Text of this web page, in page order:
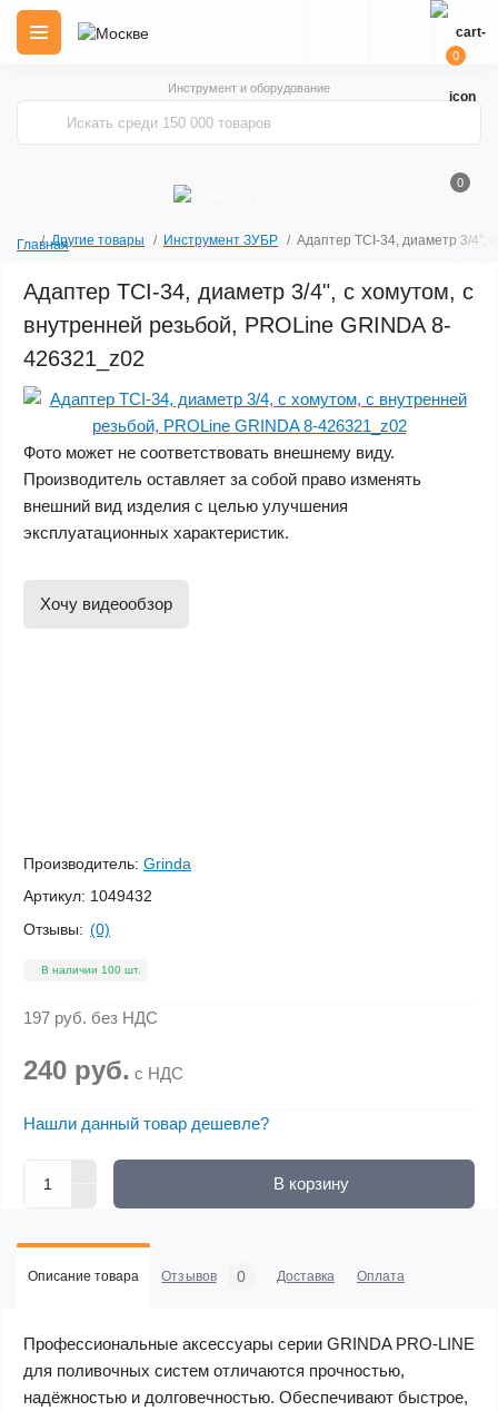
Инструмент и оборудование
0
0
ГлавнаяДругие товары Инструмент ЗУБР Адаптер TСI-34, диаметр 3/4",
Адаптер TСI-34, диаметр 3/4", с хомутом, с
внутренней резьбой, PROLine GRINDA 8-
426321_z02
Фото может не соответствовать внешнему виду.
Производитель оставляет за собой право изменять
внешний вид изделия с целью улучшения
эксплуатационных характеристик.
Хочу видеообзор
Производитель: Grinda
Артикул: 1049432
Отзывы: (0)
В наличии 100 шт.
197 руб. без НДС
240 руб. с НДС
Нашли данный товар дешевле?
В корзину
Описание товара Отзывов 0 Доставка Оплата
Профессиональные аксессуары серии GRINDA PRO-LINE
для поливочных систем отличаются прочностью,
надёжностью и долговечностью. Обеспечивают быстрое,